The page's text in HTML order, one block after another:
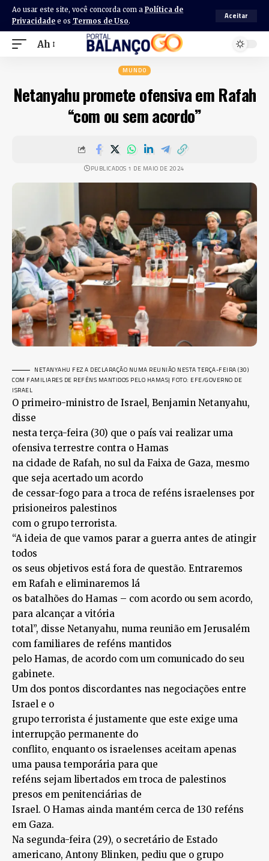
Ao usar este site, você concorda com a Política de
Privacidade e os Termos de Uso.
Aceitar
Ah
MUNDO
Netanyahu promete ofensiva em Rafah
“com ou sem acordo”
PUBLICADOS 1 DE MAIO DE 2024
NETANYAHU FEZ A DECLARAÇÃO NUMA REUNIÃO NESTA TERÇA-FEIRA (30)
COM FAMILIARES DE REFÉNS MANTIDOS PELO HAMAS| FOTO: EFE/GOVERNO DE
ISRAEL
O primeiro-ministro de Israel, Benjamin Netanyahu,
disse
nesta terça-feira (30) que o país vai realizar uma
ofensiva terrestre contra o Hamas
na cidade de Rafah, no sul da Faixa de Gaza, mesmo
que seja acertado um acordo
de cessar-fogo para a troca de reféns israelenses por
prisioneiros palestinos
com o grupo terrorista.
“A ideia de que vamos parar a guerra antes de atingir
todos
os seus objetivos está fora de questão. Entraremos
em Rafah e eliminaremos lá
os batalhões do Hamas – com acordo ou sem acordo,
para alcançar a vitória
total”, disse Netanyahu, numa reunião em Jerusalém
com familiares de reféns mantidos
pelo Hamas, de acordo com um comunicado do seu
gabinete.
Um dos pontos discordantes nas negociações entre
Israel e o
grupo terrorista é justamente que este exige uma
interrupção permanente do
conflito, enquanto os israelenses aceitam apenas
uma pausa temporária para que
reféns sejam libertados em troca de palestinos
presos em penitenciárias de
Israel. O Hamas ainda mantém cerca de 130 reféns
em Gaza.
Na segunda-feira (29), o secretário de Estado
americano, Antony Blinken, pediu que o grupo